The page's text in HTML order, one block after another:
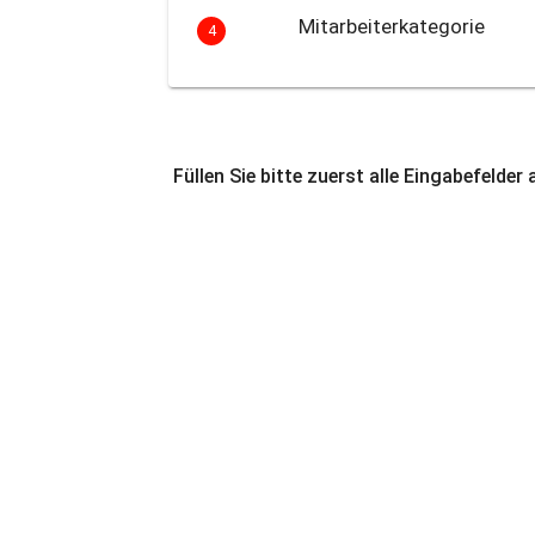
4 Mitarbeiterkategorie
Füllen Sie bitte zuerst alle Eingabefelder